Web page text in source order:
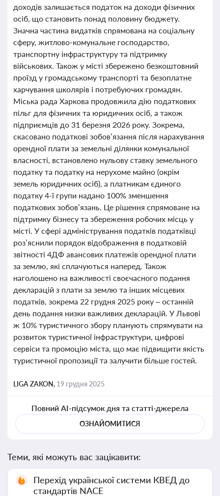
доходів залишається податок на доходи фізичних
осіб, що становить понад половину бюджету.
Значна частина видатків спрямована на соціальну
сферу, житлово-комунальне господарство,
транспортну інфраструктуру та підтримку
військових. Також у місті збережено безкоштовний
проїзд у громадському транспорті та безоплатне
харчування школярів і потребуючих громадян.
Міська рада Харкова продовжила дію податкових
пільг для фізичних та юридичних осіб, а також
підприємців до 31 березня 2026 року. Зокрема,
скасовано податкові зобов’язання після нарахування
орендної плати за земельні ділянки комунальної
власності, встановлено нульову ставку земельного
податку та податку на нерухоме майно (окрім
земель юридичних осіб), а платникам єдиного
податку 4-ї групи надано 100% зменшення
податкових зобов’язань. Це рішення спрямоване на
підтримку бізнесу та збереження робочих місць у
місті. У сфері адміністрування податків податківці
роз’яснили порядок відображення в податковій
звітності 4ДФ авансових платежів орендної плати
за землю, які сплачуються наперед. Також
наголошено на важливості своєчасного подання
декларацій з плати за землю та інших місцевих
податків, зокрема 22 грудня 2025 року – останній
день подання низки важливих декларацій. У Львові
ж 10% туристичного збору планують спрямувати на
розвиток туристичної інфраструктури, цифрові
сервіси та промоцію міста, що має підвищити якість
туристичної пропозиції та залучити більше гостей.
LIGA ZAKON, 19 грудня 2025
Повний AI-підсумок дня та статті-джерела
ОЗНАЙОМИТИСЯ
Теми, які можуть вас зацікавити:
Перехід української системи КВЕД до
стандартів NACE